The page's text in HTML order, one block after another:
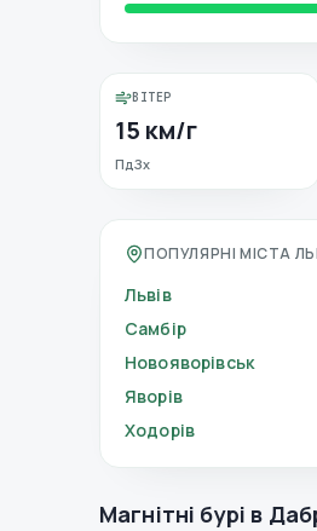
ВІТЕР
15 км/г
ПдЗх
ПОПУЛЯРНІ МІСТА
Львів
Самбір
Новояворівськ
Яворів
Ходорів
Магнітні бурі в